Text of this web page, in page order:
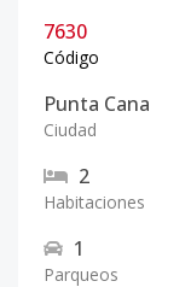
7630
Código
Punta Cana
Ciudad
2
Habitaciones
1
Parqueos